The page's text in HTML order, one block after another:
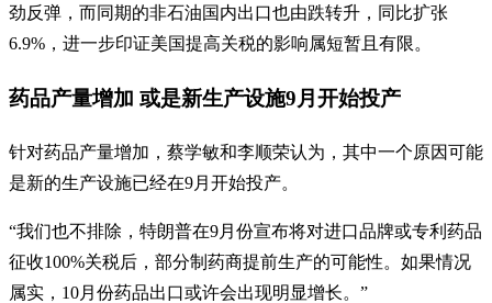
劲反弹，而同期的非石油国内出口也由跌转升，同比扩张
6.9%，进一步印证美国提高关税的影响属短暂且有限。
药品产量增加 或是新生产设施9月开始投产
针对药品产量增加，蔡学敏和李顺荣认为，其中一个原因可能
是新的生产设施已经在9月开始投产。
“我们也不排除，特朗普在9月份宣布将对进口品牌或专利药品
征收100%关税后，部分制药商提前生产的可能性。如果情况
属实，10月份药品出口或许会出现明显增长。”